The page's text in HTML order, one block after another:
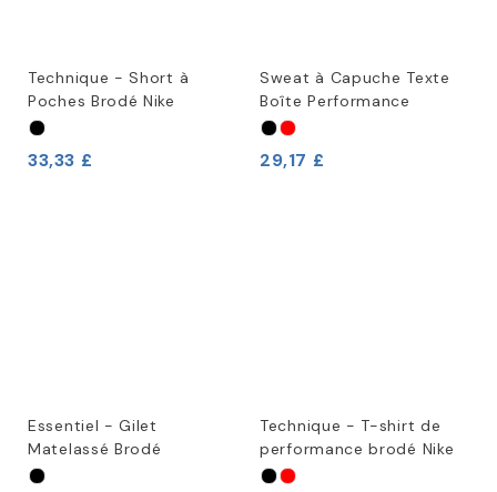
Technique - Short à
Poches Brodé Nike
33,33 £
Sweat à Capuche Texte
Boîte Performance
29,17 £
Essentiel - Gilet
Matelassé Brodé
Technique - T-shirt de
performance brodé Nike